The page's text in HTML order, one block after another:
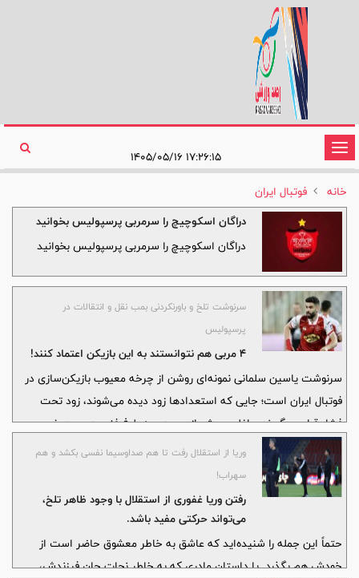
تغییر
وضعیت
ناوبری
خانه
فوتبال ایران
دراگان اسکوچیچ را سرمربی پرسپولیس بخوانید
دراگان اسکوچیچ را سرمربی پرسپولیس بخوانید
سرنوشت تلخ و باورنکردنی بمب نقل و انتقالات در
پرسپولیس
۴ مربی هم نتوانستند به این بازیکن اعتماد کنند!
سرنوشت یاسین سلمانی نمونه‌ای روشن از چرخه معیوب بازیکن‌سازی در
فوتبال ایران است؛ جایی که استعدادها زود دیده می‌شوند، زود تحت
فشار قرار می‌گیرند و اغلب پیش از رسیدن به بلوغ فنی، در پیچ‌وخم
تصمیمات اشتباه فرسوده می‌شوند.وریا از استقلال رفت تا هم صداوسیما نفسی بکشد و هم
سهراب!
رفتن وریا غفوری از استقلال با وجود ظاهر تلخ،
می‌تواند حرکتی مفید باشد.
حتماً این جمله را شنیده‌اید که عاشق به خاطر معشوق حاضر است از
خودش هم بگذرد. یا داستان مادری که به خاطر نجات جان فرزندش،